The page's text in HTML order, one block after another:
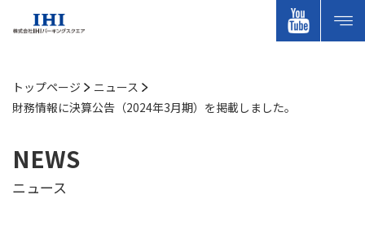
トップページ
ニュース
財務情報に決算公告（2024年3月期）を掲載しました。
NEWS
ニュース